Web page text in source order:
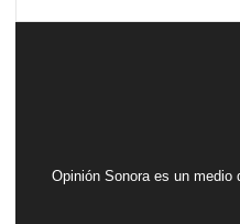
Opinión Sonora es un